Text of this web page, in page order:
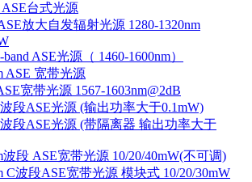
ASE台式光源
放大自发辐射光源 1280-1320nm
ASE光源（ 1460-1600nm）
ASE 宽带光源
宽带光源 1567-1603nm@2dB
波段ASE光源 (输出功率大于0.1mW)
波段ASE光源 (带隔离器 输出功率大于
波段 ASE宽带光源 10/20/40mW(不可调)
C波段ASE宽带光源 模块式 10/20/30mW